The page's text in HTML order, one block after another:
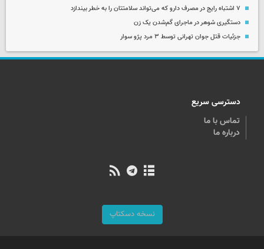
۷ اشتباه رایج در مصرف دارو که می‌تواند سلامتتان را به خطر بیندازد
دستگیری شوهر در ماجرای گم‌شدن یک زن
جزئیات قتل جوان تهرانی توسط ۳ مرد پژو سوار
دسترسی سریع
تماس با ما
درباره ما
نسخه دسکتاپ